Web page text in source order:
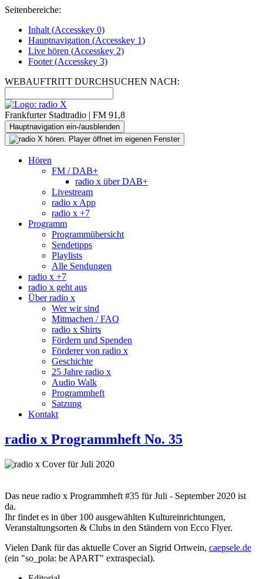
Seitenbereiche:
Inhalt (Accesskey 0)
Hauptnavigation (Accesskey 1)
Live hören (Accesskey 2)
Footer(Accesskey 3)
WEBAUFTRITT DURCHSUCHEN NACH:
Frankfurter Stadtradio | FM 91,8
Hauptnavigation ein-/ausblenden
Hören
FM / DAB+
radio x über DAB+
Livestream
radio x App
radio x +7
Programm
Programmübersicht
Sendetipps
Playlists
Alle Sendungen
radio x +7
radio x geht aus
Über radio x
Wer wir sind
Mitmachen / FAQ
radio x Shirts
Fördern und Spenden
Förderer von radio x
Geschichte
25 Jahre radio x
Audio Walk
Programmheft
Satzung
Kontakt
radio x Programmheft No. 35
Das neue radio x Programmheft #35 für Juli - September 2020 ist
da.
Ihr findet es in über 100 ausgewählten Kultureinrichtungen,
Veranstaltungsorten & Clubs in den Ständern von Ecco Flyer.
Vielen Dank für das aktuelle Cover an Sigrid Ortwein, caepsele.de
(ein "so_pola: be APART" extraspecial).